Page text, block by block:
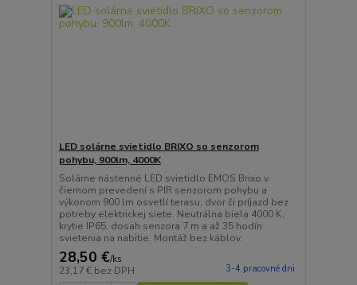
LED solárne svietidlo BRIXO so senzorom
pohybu, 900lm, 4000K
Solárne nástenné LED svietidlo EMOS Brixo v
čiernom prevedení s PIR senzorom pohybu a
výkonom 900 lm osvetlí terasu, dvor či príjazd bez
potreby elektrickej siete. Neutrálna biela 4000 K,
krytie IP65, dosah senzora 7 m a až 35 hodín
svietenia na nabitie. Montáž bez káblov.
28,50 €/ks
23,17 € bez DPH 3-4 pracovné dni